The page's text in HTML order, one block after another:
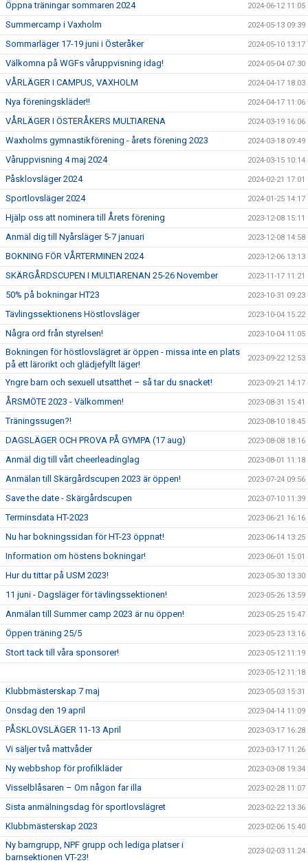
Öppna träningar sommaren 2024 2024-06-12 11:05
Summercamp i Vaxholm 2024-05-13 09:39
Sommarläger 17-19 juni i Österåker 2024-05-10 13:17
Välkomna på WGFs våruppvisning idag! 2024-05-04 07:30
VÅRLÄGER I CAMPUS, VAXHOLM 2024-04-17 18:03
Nya föreningskläder!! 2024-04-17 11:06
VÅRLÄGER I ÖSTERÅKERS MULTIARENA 2024-03-19 16:06
Waxholms gymnastikförening - årets förening 2023 2024-03-18 09:49
Våruppvisning 4 maj 2024 2024-03-15 10:14
Påsklovsläger 2024 2024-02-21 17:01
Sportlovsläger 2024 2024-01-25 14:17
Hjälp oss att nominera till Årets förening 2023-12-08 15:11
Anmäl dig till Nyårsläger 5-7 januari 2023-12-08 14:58
BOKNING FÖR VÅRTERMINEN 2024 2023-12-06 13:13
SKÄRGÅRDSCUPEN I MULTIARENAN 25-26 November 2023-11-17 11:21
50% på bokningar HT23 2023-10-31 09:23
Tävlingssektionens Höstlovsläger 2023-10-04 15:22
Några ord från styrelsen! 2023-10-04 11:05
Bokningen för höstlovslägret är öppen - missa inte en plats
på ett lärorikt och glädjefyllt läger!
2023-09-22 12:53
Yngre barn och sexuell utsatthet – så tar du snacket! 2023-09-21 14:17
ÅRSMÖTE 2023 - Välkommen! 2023-08-31 15:41
Träningssugen?! 2023-08-10 18:45
DAGSLÄGER OCH PROVA PÅ GYMPA (17 aug) 2023-08-08 18:16
Anmäl dig till vårt cheerleadinglag 2023-08-01 11:18
Anmälan till Skärgårdscupen 2023 är öppen! 2023-07-24 09:56
Save the date - Skärgårdscupen 2023-07-10 11:39
Terminsdata HT-2023 2023-06-21 16:16
Nu har bokningssidan för HT-23 öppnat! 2023-06-14 13:25
Information om höstens bokningar! 2023-06-01 15:01
Hur du tittar på USM 2023! 2023-05-30 13:30
11 juni - Dagsläger för tävlingssektionen! 2023-05-26 13:59
Anmälan till Summer camp 2023 är nu öppen! 2023-05-25 15:47
Öppen träning 25/5 2023-05-23 13:16
Stort tack till våra sponsorer! 2023-05-12 11:19
2023-05-12 11:18
Klubbmästerskap 7 maj 2023-05-03 15:31
Onsdag den 19 april 2023-04-14 11:09
PÅSKLOVSLÄGER 11-13 April 2023-03-17 16:28
Vi säljer två mattvåder 2023-03-17 11:26
Ny webbshop för profilkläder 2023-03-08 19:34
Visselblåsaren – Om någon far illa 2023-02-28 11:07
Sista anmälningsdag för sportlovslägret 2023-02-22 13:36
Klubbmästerskap 2023 2023-02-06 15:40
Ny barngrupp, NPF grupp och lediga platser i
barnsektionen VT-23!
2023-02-03 11:24